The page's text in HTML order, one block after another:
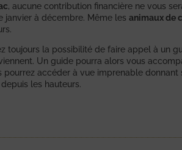
, aucune contribution financière ne vous
janvier à décembre. Même lesanimaux de
toujours la possibilité de faire appel à un
Un guide pourra alors vous
pourrez accéder à vue imprenable donnant
les hauteurs.